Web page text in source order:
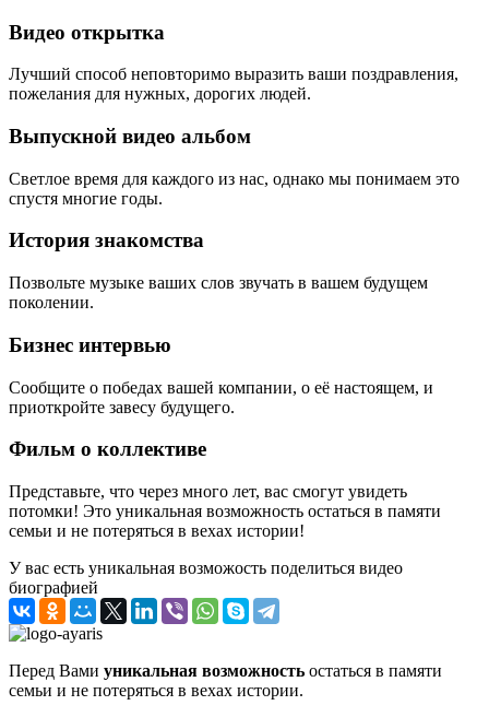
Видео открытка
Лучший способ неповторимо выразить ваши поздравления,
пожелания для нужных, дорогих людей.
Выпускной видео альбом
Светлое время для каждого из нас, однако мы понимаем это
спустя многие годы.
История знакомства
Позвольте музыке ваших слов звучать в вашем будущем
поколении.
Бизнес интервью
Сообщите о победах вашей компании, о её настоящем, и
приоткройте завесу будущего.
Фильм о коллективе
Представьте, что через много лет, вас смогут увидеть
потомки! Это уникальная возможность остаться в памяти
семьи и не потеряться в вехах истории!
У вас есть уникальная возможость поделиться видео
биографией
Перед Вами уникальная возможность остаться в памяти
семьи и не потеряться в вехах истории.